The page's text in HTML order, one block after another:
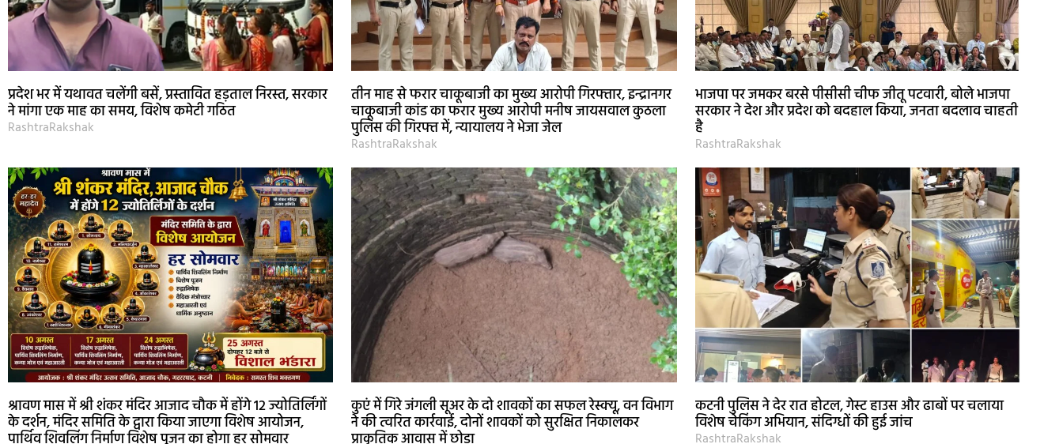
प्रदेश भर में यथावत चलेंगी बसें, प्रस्तावित हड़ताल निरस्त, सरकार
ने मांगा एक माह का समय, विशेष कमेटी गठित
RashtraRakshak
तीन माह से फरार चाकूबाजी का मुख्य आरोपी गिरफ्तार, इन्द्रानगर
चाकूबाजी कांड का फरार मुख्य आरोपी मनीष जायसवाल कुठला
पुलिस की गिरफ्त में, न्यायालय ने भेजा जेल
RashtraRakshak
भाजपा पर जमकर बरसे पीसीसी चीफ जीतू पटवारी, बोले भाजपा
सरकार ने देश और प्रदेश को बदहाल किया, जनता बदलाव चाहती
है
RashtraRakshak
श्रावण मास में श्री शंकर मंदिर आजाद चौक में होंगे 12 ज्योतिर्लिंगों
के दर्शन, मंदिर समिति के द्वारा किया जाएगा विशेष आयोजन,
पार्थिव शिवलिंग निर्माण विशेष पूजन का होगा हर सोमवार
कुएं में गिरे जंगली सूअर के दो शावकों का सफल रेस्क्यू, वन विभाग
ने की त्वरित कार्रवाई, दोनों शावकों को सुरक्षित निकालकर
प्राकृतिक आवास में छोड़ा
कटनी पुलिस ने देर रात होटल, गेस्ट हाउस और ढाबों पर चलाया
विशेष चेकिंग अभियान, संदिग्धों की हुई जांच
RashtraRakshak